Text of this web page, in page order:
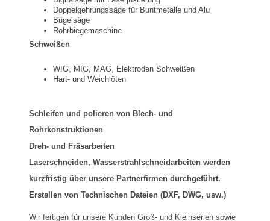
Doppelgehrungssäge für Buntmetalle und Alu
Bügelsäge
Rohrbiegemaschine
Schweißen
WIG, MIG, MAG, Elektroden Schweißen
Hart- und Weichlöten
Schleifen und polieren von Blech- und
Rohrkonstruktionen
Dreh- und Fräsarbeiten
Laserschneiden, Wasserstrahlschneidarbeiten werden
kurzfristig über unsere Partnerfirmen durchgeführt.
Erstellen von Technischen Dateien (DXF, DWG, usw.)
Wir fertigen für unsere Kunden Groß- und Kleinserien sowie